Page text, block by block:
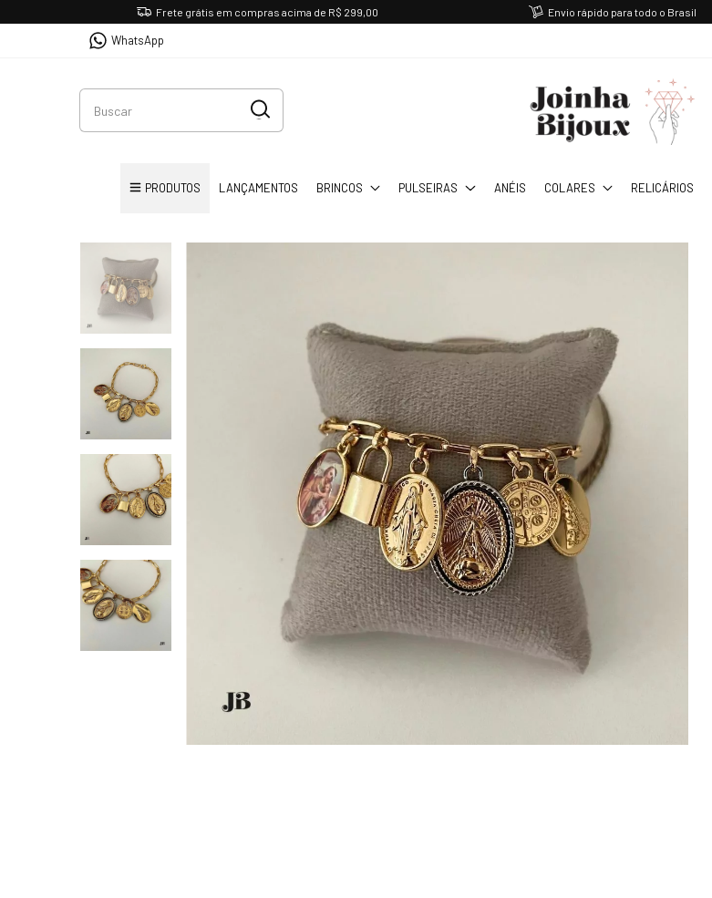
Frete grátis em compras acima de R$ 299,00 Envio rápido para todo o Brasil
WhatsApp
PRODUTOS LANÇAMENTOS BRINCOS PULSEIRAS ANÉIS COLARES RELICÁRIOS